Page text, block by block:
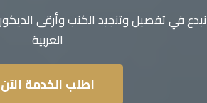
نبدع في تفصيل وتنجيد الكنب وأرقى
العربية
اطلب الخدمة الآن